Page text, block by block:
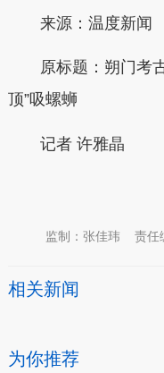
来源：温度新闻
原标题： 朔门考
顶”吸螺蛳
记者 许雅晶
责任
监制：张佳玮
相关新闻
为你推荐